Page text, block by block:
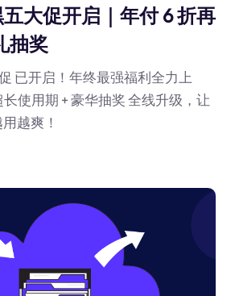
大促开启｜年付 6 折再
抽奖
已开启！年终最强福利全力上
使用期 + 豪华抽奖 全线升级，让
越爽！